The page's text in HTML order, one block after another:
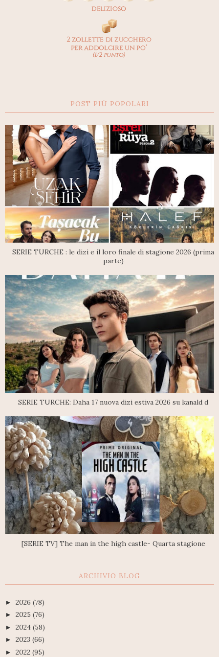
POST PIÙ POPOLARI
SERIE TURCHE : le dizi e il loro finale di stagione 2026 (prima
parte)
SERIE TURCHE: Daha 17 nuova dizi estiva 2026 su kanald d
[SERIE TV] The man in the high castle- Quarta stagione
ARCHIVIO BLOG
► 2026 (78)
► 2025 (76)
► 2024 (58)
► 2023 (66)
► 2022 (95)